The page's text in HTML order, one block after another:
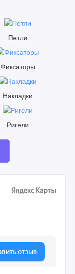
Петли
Фиксаторы
Накладки
Ригели